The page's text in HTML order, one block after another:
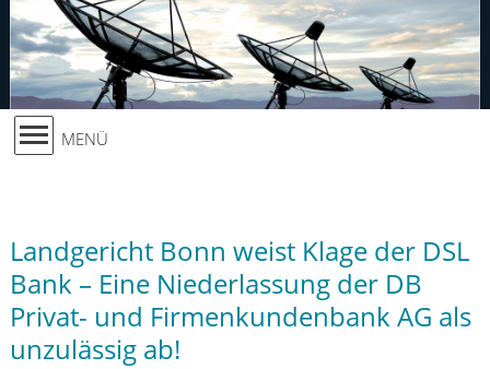
Landgericht Bonn weist Klage der DSL
Bank – Eine Niederlassung der DB
Privat- und Firmenkundenbank AG als
unzulässig ab!
MENÜ